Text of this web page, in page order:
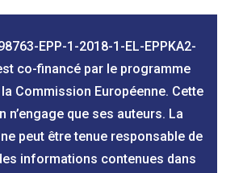
EPP-1-2018-1-EL-EPPKA2-
co-financé par le programme
Commission Européenne. Cette
n’engage que ses auteurs. La
peut être tenue responsable de
informations contenues dans